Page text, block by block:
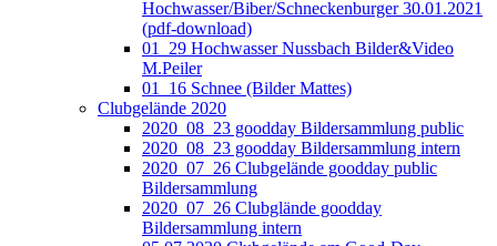
Hochwasser/Biber/Schneckenburger 30.01.2021
(pdf-download)
01_29 Hochwasser Nussbach Bilder&Video
M.Peiler
01_16 Schnee (Bilder Mattes)
Clubgelände 2020
2020_08_23 goodday Bildersammlung public
2020_08_23 goodday Bildersammlung intern
2020_07_26 Clubgelände goodday public
Bildersammlung
2020_07_26 Clubglände goodday
Bildersammlung intern